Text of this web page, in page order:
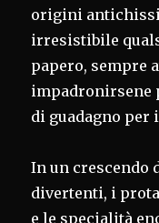
origini
irresistibile
papero, sempre
impadronirsene
di guadagno
In un crescendo
divertenti, i
e le specialità